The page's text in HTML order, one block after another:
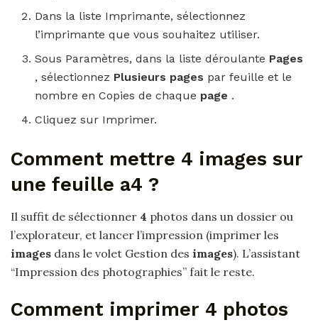
Dans la liste Imprimante, sélectionnez
l’imprimante que vous souhaitez utiliser.
Sous Paramètres, dans la liste déroulante Pages
, sélectionnez Plusieurs pages par feuille et le
nombre en Copies de chaque page .
Cliquez sur Imprimer.
Comment mettre 4 images sur
une feuille a4 ?
Il suffit de sélectionner 4 photos dans un dossier ou
l’explorateur, et lancer l’impression (imprimer les
images dans le volet Gestion des images). L’assistant
“Impression des photographies” fait le reste.
Comment imprimer 4 photos